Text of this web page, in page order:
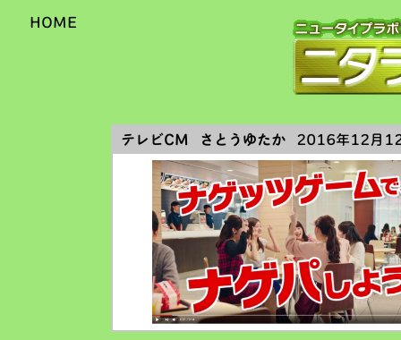
HOME
テレビCM さとうゆたか2016年12月